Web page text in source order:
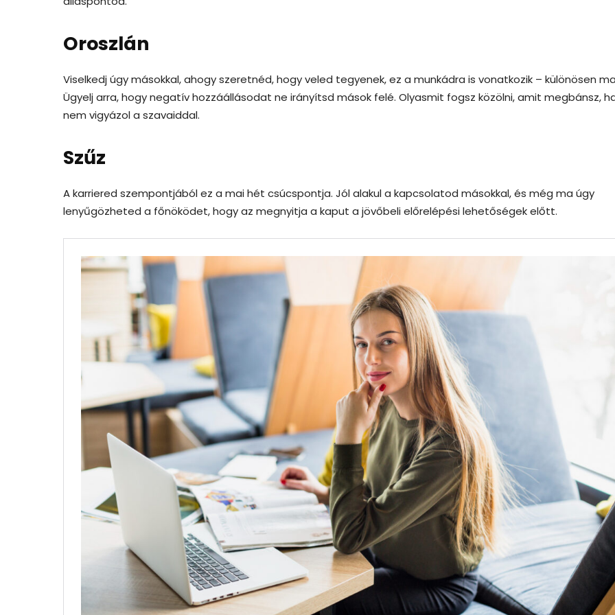
Oroszlán
Viselkedj úgy másokkal, ahogy szeretnéd, hogy veled tegyenek, ez a munkádra is vonatkozik – különösen
Ügyelj arra, hogy negatív hozzáállásodat ne irányítsd mások felé. Olyasmit fogsz közölni, amit megbánsz,
nem vigyázol a szavaiddal.
Szűz
A karriered szempontjából ez a mai hét csúcspontja. Jól alakul a kapcsolatod másokkal, és még ma úgy
lenyűgözheted a főnöködet, hogy az megnyitja a kaput a jövőbeli előrelépési lehetőségek előtt.